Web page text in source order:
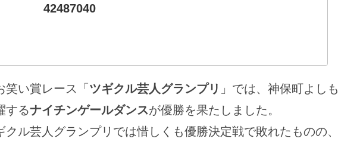
42487040
い賞レース「 ツギクル芸人グランプリ 」では、神保町よしも
するナイチンゲールダンスが優勝を果たしました。
クル芸人グランプリでは惜しくも優勝決定戦で敗れたものの、